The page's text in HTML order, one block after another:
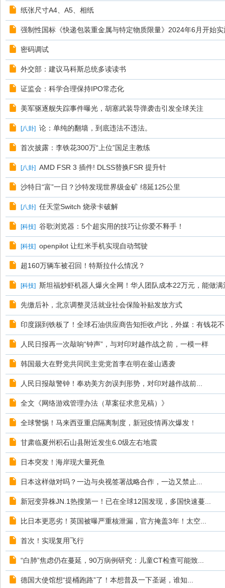
纸张尺寸A4、A5、相纸
强制性国标《快递包装重金属与特定物质限量》2024年6月开始实
密码调试
外交部：建议马科斯总统多读读书
证监会：科学合理保持IPO常态化
美军驱逐舰失踪事件曝光，胡塞武装导弹袭击引发全球关注
[八卦] 论：单纯的翻墙，到底违法不违法。
首次披露：李铁花300万“上位”国足主教练
[八卦] AMD FSR 3 插件! DLSS替换FSR 提升针
沙特日“富”一日？沙特发现世界级金矿 绵延125公里
[八卦] 任天堂Switch 烧录卡破解
[科技] 谷歌浏览器：5个超实用的技巧让你爱不释手！
[科技] openpilot 让红米手机实现自动驾驶
超160万辆车被召回！特斯拉什么情况？
[科技] 斯坦福炒虾机器人爆火全网！华人团队成本22万元，能做
先缴后补，北京调整灵活就业社会保险补贴发放方式
印度踢到铁板了！全球石油供应商告知拒收卢比，外媒：有钱花
人民日报再一次敲响“钟声”，与对印对越作战之前，一模一样
韩国最大在野党共同民主党党首李在明在釜山遇袭
人民日报敲警钟！奉劝美方勿误判形势，对印对越作战前...
全文《网络游戏管理办法（草案征求意见稿）》
全球警惕！马来西亚重启隔离制度，新冠疫情再次爆发！
甘肃临夏州积石山县附近发生6.0级左右地震
日本突发！海岸现大量死鱼
日本这样做对吗？一边与央视签署战略合作，一边又禁止...
新冠变异株JN.1热搜第一！已在全球12国发现，多国快速蔓...
比日本更恶劣！英国被曝严重核泄漏，官方掩盖3年！太空...
首次！实现复用飞行
“白肺”焦虑仍在蔓延，90万病例研究：儿童CT检查可能致...
德国大使馆想“提桶跑路”了！本想普及一下圣诞，谁知...